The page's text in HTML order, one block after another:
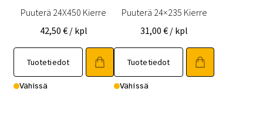
Puuterä 24X450 Kierre
42,50 € / kpl
Tuotetiedot
Vähissä
Puuterä 24×235 Kierre
31,00€ / kpl
Tuotetiedot
Vähissä